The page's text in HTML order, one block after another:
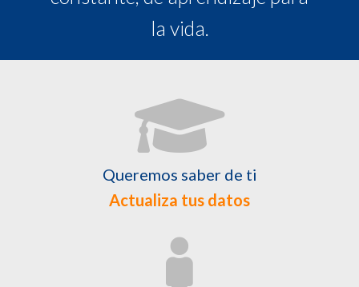
la vida.
Queremos saber de ti
Actualiza tus datos